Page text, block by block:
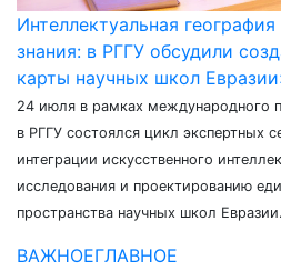
Интеллектуальная
знания: в РГГУ обсудили
карты научных школ
24 июля в рамках международного
в РГГУ состоялся цикл экспертных
интеграции искусственного
исследования и проектированию
пространства научных школ Евразии.
ВАЖНОЕГЛАВНОЕ